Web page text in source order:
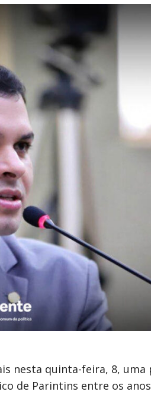
nesta quinta-feira, 8, uma
de Parintins entre os anos